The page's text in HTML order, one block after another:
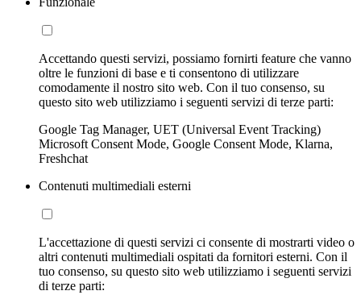
Accettando questi servizi, possiamo fornirti feature che vanno
oltre le funzioni di base e ti consentono di utilizzare
comodamente il nostro sito web. Con il tuo consenso, su
questo sito web utilizziamo i seguenti servizi di terze parti:
Google Tag Manager, UET (Universal Event Tracking)
Microsoft Consent Mode, Google Consent Mode, Klarna,
Freshchat
Contenuti multimediali esterni
L'accettazione di questi servizi ci consente di mostrarti video o
altri contenuti multimediali ospitati da fornitori esterni. Con il
tuo consenso, su questo sito web utilizziamo i seguenti servizi
di terze parti: